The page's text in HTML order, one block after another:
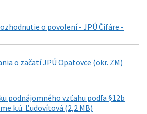
o povolení - JPÚ Čifáre -
o začatí JPÚ Opatovce (okr. ZM)
podnájomného vzťahu podľa §12b
k.ú. Ľudovítová (2,2 MB)